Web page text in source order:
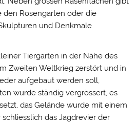
den Rosengarten oder die
und Denkmale
Tiergarten in der Nähe des
Zweiten Weltkrieg zerstört und in
aufgebaut werden soll,
wurde ständig vergrössert, es
das Gelände wurde mit einem
das Jagdrevier der